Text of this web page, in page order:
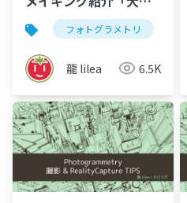
湯VR」フォトグラメトリ
龍 lilea 6.5K